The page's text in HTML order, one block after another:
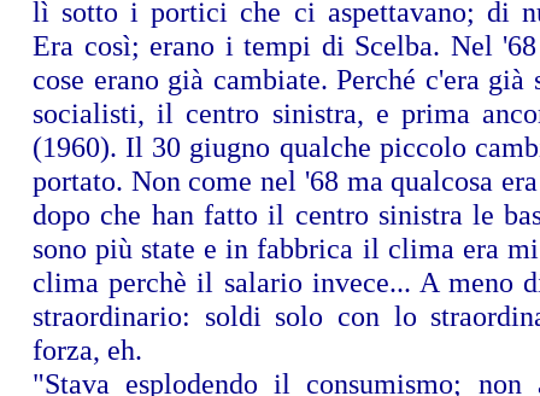
lì sotto i portici che ci aspettavano; di
Era così; erano i tempi di Scelba. Nel
cose erano già cambiate. Perché c'era già
socialisti, il centro sinistra, e prima
(1960). Il 30 giugno qualche piccolo
portato. Non come nel '68 ma qualcosa
dopo che han fatto il centro sinistra le
sono più state e in fabbrica il clima era
clima perchè il salario invece... A meno
straordinario: soldi solo con lo
forza, eh.
"Stava esplodendo il consumismo; non